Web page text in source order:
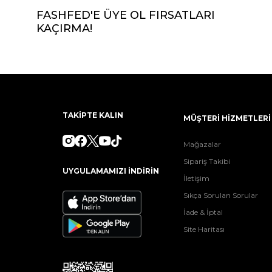
FASHFED'E ÜYE OL FIRSATLARI
KAÇIRMA!
TAKİPTE KALIN
UYGULAMAMIZI İNDİRİN
MÜŞTERİ HİZMETLERİ
Mağazalar
Sipariş Takibi
İletişim
Sıkça Sorulan Sorular
İade & İptal
Site Haritası